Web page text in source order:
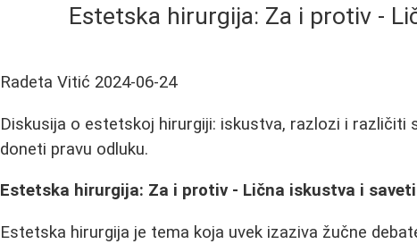
Estetska hirurgija: Za i protiv -
Radeta Vitić 2024-06-24
Diskusija o estetskoj hirurgiji: iskustva, razlozi i različiti
doneti pravu odluku.
Estetska hirurgija: Za i protiv - Lična iskustva i saveti
Estetska hirurgija je tema koja uvek izaziva žučne